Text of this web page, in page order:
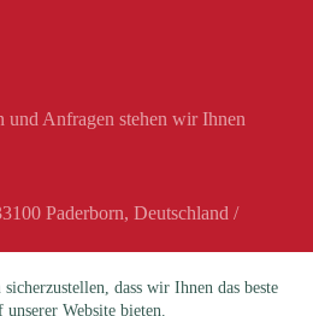
dass wir Ihnen das beste
unserer Website bieten.
und Anfragen stehen wir Ihnen
Paderborn, Deutschland /
84-0